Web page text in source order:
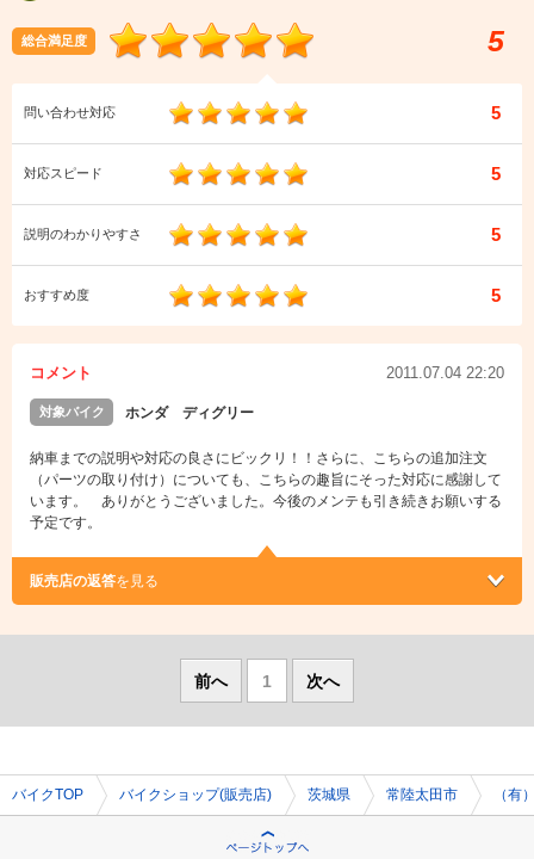
総合満足度 5
問い合わせ対応 5
対応スピード 5
説明のわかりやすさ 5
おすすめ度 5
コメント 2011.07.04 22:20
対象バイク ホンダ ディグリー
納車までの説明や対応の良さにビックリ！！さらに、こちらの追加注文
（パーツの取り付け）についても、こちらの趣旨にそった対応に感謝して
います。 ありがとうございました。今後のメンテも引き続きお願いする
予定です。
販売店の返答を見る
前へ 1 次へ
バイクTOP バイクショップ(販売店) 茨城県 常陸太田市 （有